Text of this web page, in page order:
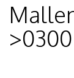
>0300